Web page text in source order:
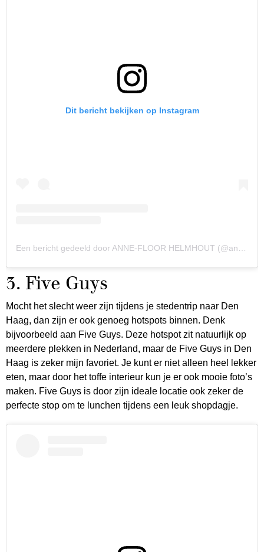
Dit bericht bekijken op Instagram
Een bericht gedeeld door ANNE-FLOOR HELMHOUT (@annefloorx)
3. Five Guys
Mocht het slecht weer zijn tijdens je stedentrip naar Den
Haag, dan zijn er ook genoeg hotspots binnen. Denk
bijvoorbeeld aan Five Guys. Deze hotspot zit natuurlijk op
meerdere plekken in Nederland, maar de Five Guys in Den
Haag is zeker mijn favoriet. Je kunt er niet alleen heel lekker
eten, maar door het toffe interieur kun je er ook mooie foto’s
maken. Five Guys is door zijn ideale locatie ook zeker de
perfecte stop om te lunchen tijdens een leuk shopdagje.